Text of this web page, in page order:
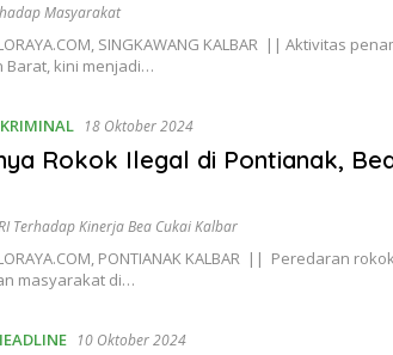
Masyarakat
SINGKAWANG KALBAR || Aktivitas
Barat, kini menjadi…
18 Oktober 2024
Rokok Ilegal di Pontianak,
Terhadap Kinerja Bea Cukai Kalbar
PONTIANAK KALBAR || Peredaran
masyarakat di…
10 Oktober 2024